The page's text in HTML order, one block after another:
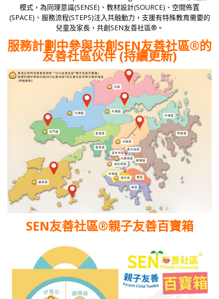
模式，為同理意識(SENSE)、教材設計(SOURCE)、空間佈置
(SPACE)、服務流程(STEPS)注入共融動力，支援有特殊教育需要的
兒童及家長，共創SEN友善社區®。
服務計劃中參與共創SEN友善社區®的
友善社區伙伴 (持續更新)
SEN友善社區®親⼦友善百寶箱